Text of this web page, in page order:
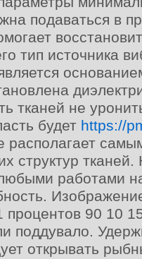
подаваться в
тип источника
тканей не
будет https://
располагает
структур тканей.
работами
процентов 90 10
поддувало.
открывать